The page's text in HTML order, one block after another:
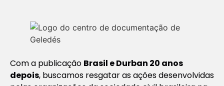
Com a publicação Brasil e Durban 20 anos
depois, buscamos resgatar as ações desenvolvidas